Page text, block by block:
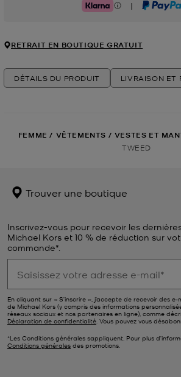
Klarna | PayPal
RETRAIT EN BOUTIQUE GRATUIT
DÉTAILS DU PRODUIT LIVRAISON ET
FEMME / VÊTEMENTS / VESTES ET
TWEED
Trouver une boutique
Inscrivez-vous pour recevoir les
Michael Kors et 10 % de réduction sur
commande*.
En cliquant sur « S’inscrire », j’accepte de recevoir des
de Michael Kors (y compris des informations
réseaux sociaux et nos partenaires en ligne), comme
Déclaration de confidentialité. Vous pouvez vous
*Les Conditions générales sappliquent. Pour plus
Conditions générales des promotions.